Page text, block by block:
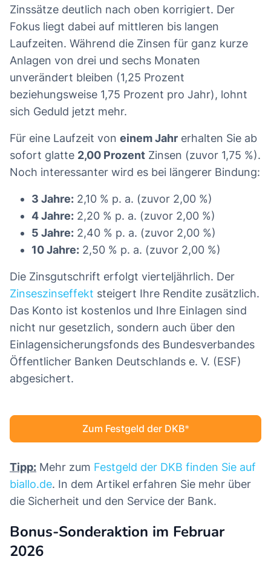
Zinssätze deutlich nach oben korrigiert. Der
Fokus liegt dabei auf mittleren bis langen
Laufzeiten. Während die Zinsen für ganz kurze
Anlagen von drei und sechs Monaten
unverändert bleiben (1,25 Prozent
beziehungsweise 1,75 Prozent pro Jahr), lohnt
sich Geduld jetzt mehr.
Für eine Laufzeit von einem Jahr erhalten Sie ab
sofort glatte 2,00 Prozent Zinsen (zuvor 1,75 %).
Noch interessanter wird es bei längerer Bindung:
3 Jahre: 2,10 % p. a. (zuvor 2,00 %)
4 Jahre: 2,20 % p. a. (zuvor 2,00 %)
5 Jahre: 2,40 % p. a. (zuvor 2,00 %)
10 Jahre: 2,50 % p. a. (zuvor 2,00 %)
Die Zinsgutschrift erfolgt vierteljährlich. Der
Zinseszinseffekt steigert Ihre Rendite zusätzlich.
Das Konto ist kostenlos und Ihre Einlagen sind
nicht nur gesetzlich, sondern auch über den
Einlagensicherungsfonds des Bundesverbandes
Öffentlicher Banken Deutschlands e. V. (ESF)
abgesichert.
Zum Festgeld der DKB
Tipp: Mehr zum Festgeld der DKB finden Sie auf
biallo.de. In dem Artikel erfahren Sie mehr über
die Sicherheit und den Service der Bank.
Bonus-Sonderaktion im Februar
2026